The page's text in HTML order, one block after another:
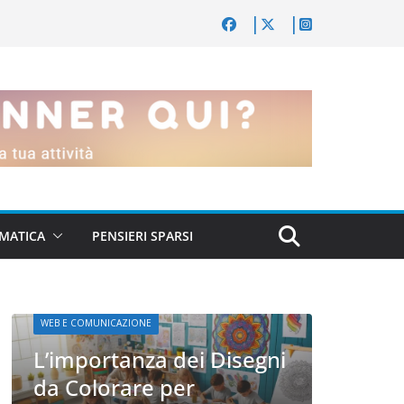
PENSIERI SPARSI
WEB E COMUNICAZIONE